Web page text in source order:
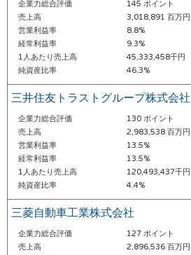
企業力総合評価
145 ポイント
売上高
3,018,891 百万円
営業利益率
8.8%
経常利益率
9.3%
1人あたり売上高
45,333,458千円
純資産比率
46.3%
三井住友トラストグループ株式会社
企業力総合評価
130 ポイント
売上高
2,983,538 百万円
営業利益率
13.5%
経常利益率
13.5%
1人あたり売上高
120,493,437千円
純資産比率
4.4%
三菱自動車工業株式会社
企業力総合評価
127 ポイント
売上高
2,896,536 百万円